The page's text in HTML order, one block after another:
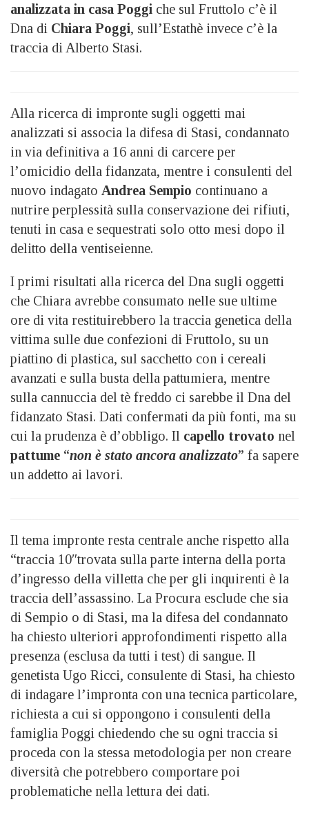
analizzata in casa Poggi che sul Fruttolo c’è il
Dna di Chiara Poggi, sull’Estathè invece c’è la
traccia di Alberto Stasi.
Alla ricerca di impronte sugli oggetti mai
analizzati si associa la difesa di Stasi, condannato
in via definitiva a 16 anni di carcere per
l’omicidio della fidanzata, mentre i consulenti del
nuovo indagato Andrea Sempio continuano a
nutrire perplessità sulla conservazione dei rifiuti,
tenuti in casa e sequestrati solo otto mesi dopo il
delitto della ventiseienne.
I primi risultati alla ricerca del Dna sugli oggetti
che Chiara avrebbe consumato nelle sue ultime
ore di vita restituirebbero la traccia genetica della
vittima sulle due confezioni di Fruttolo, su un
piattino di plastica, sul sacchetto con i cereali
avanzati e sulla busta della pattumiera, mentre
sulla cannuccia del tè freddo ci sarebbe il Dna del
fidanzato Stasi. Dati confermati da più fonti, ma su
cui la prudenza è d’obbligo. Il capello trovato nel
pattume “non è stato ancora analizzato” fa sapere
un addetto ai lavori.
Il tema impronte resta centrale anche rispetto alla
“traccia 10″trovata sulla parte interna della porta
d’ingresso della villetta che per gli inquirenti è la
traccia dell’assassino. La Procura esclude che sia
di Sempio o di Stasi, ma la difesa del condannato
ha chiesto ulteriori approfondimenti rispetto alla
presenza (esclusa da tutti i test) di sangue. Il
genetista Ugo Ricci, consulente di Stasi, ha chiesto
di indagare l’impronta con una tecnica particolare,
richiesta a cui si oppongono i consulenti della
famiglia Poggi chiedendo che su ogni traccia si
proceda con la stessa metodologia per non creare
diversità che potrebbero comportare poi
problematiche nella lettura dei dati.